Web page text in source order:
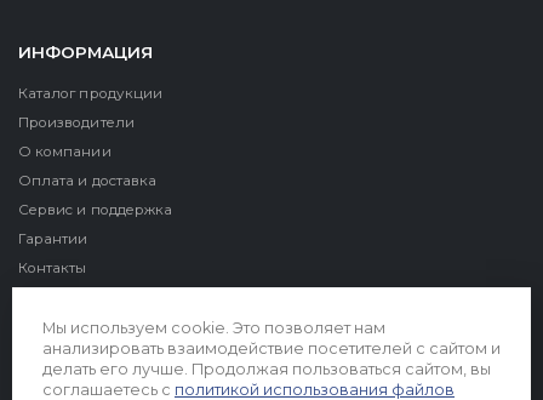
ИНФОРМАЦИЯ
Каталог продукции
Производители
О компании
Оплата и доставка
Сервис и поддержка
Гарантии
Контакты
Мы используем cookie. Это позволяет нам
анализировать взаимодействие посетителей с сайтом и
делать его лучше. Продолжая пользоваться сайтом, вы
соглашаетесь с политикой использования файлов